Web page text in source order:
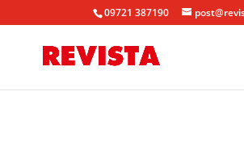
09721 387190